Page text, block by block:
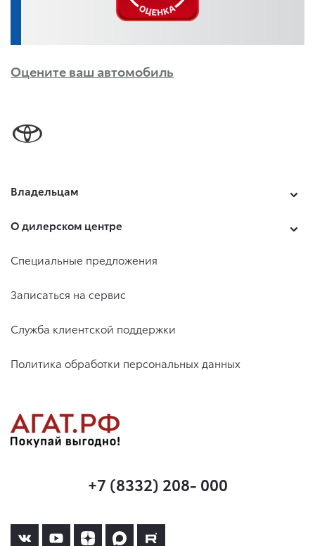
Оцените ваш автомобиль
Владельцам
О дилерском центре
Специальные предложения
Записаться на сервис
Служба клиентской поддержки
Политика обработки персональных данных
+7 (8332) 208- 000